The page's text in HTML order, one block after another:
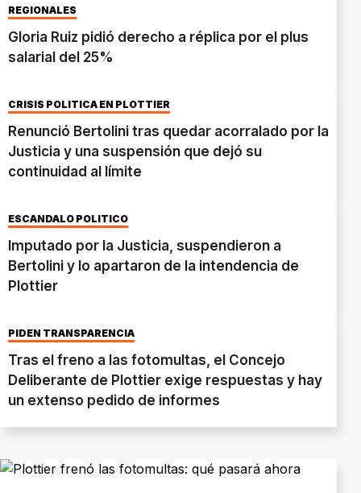
obligan a pagar para destrabar trámites.
REGIONALES
Gloria Ruiz pidió derecho a réplica por el plus
salarial del 25%
CRISIS POLÍTICA EN PLOTTIER
Renunció Bertolini tras quedar acorralado por la
Justicia y una suspensión que dejó su
continuidad al límite
ESCÁNDALO POLÍTICO
Imputado por la Justicia, suspendieron a
Bertolini y lo apartaron de la intendencia de
Plottier
PIDEN TRANSPARENCIA
Tras el freno a las fotomultas, el Concejo
Deliberante de Plottier exige respuestas y hay
un extenso pedido de informes